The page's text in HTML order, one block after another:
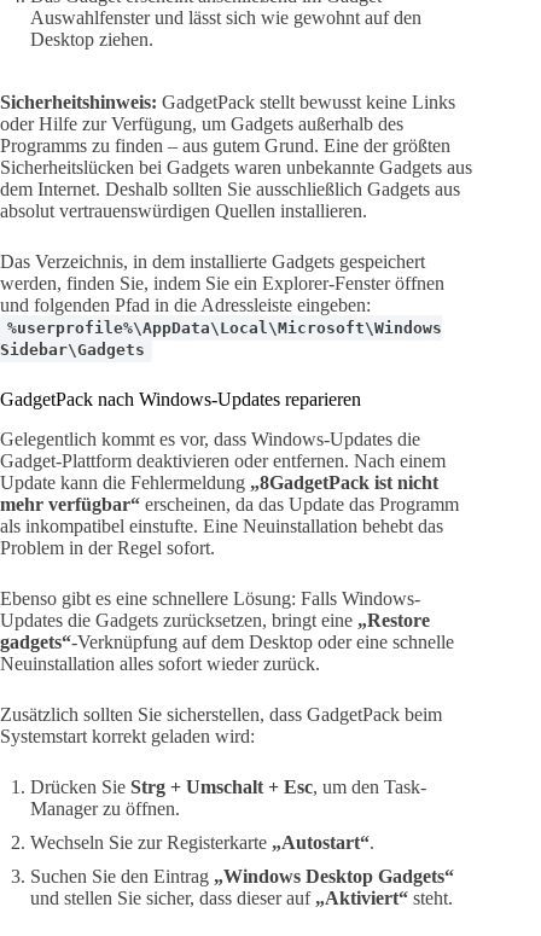
Auswahlfenster und lässt sich wie gewohnt auf den
Desktop ziehen.
Sicherheitshinweis: GadgetPack stellt bewusst keine Links
oder Hilfe zur Verfügung, um Gadgets außerhalb des
Programms zu finden – aus gutem Grund. Eine der größten
Sicherheitslücken bei Gadgets waren unbekannte Gadgets aus
dem Internet. Deshalb sollten Sie ausschließlich Gadgets aus
absolut vertrauenswürdigen Quellen installieren.
Das Verzeichnis, in dem installierte Gadgets gespeichert
werden, finden Sie, indem Sie ein Explorer-Fenster öffnen
und folgenden Pfad in die Adressleiste eingeben:
%userprofile%\AppData\Local\Microsoft\Windows
Sidebar\Gadgets
GadgetPack nach Windows-Updates reparieren
Gelegentlich kommt es vor, dass Windows-Updates die
Gadget-Plattform deaktivieren oder entfernen. Nach einem
Update kann die Fehlermeldung „8GadgetPack ist nicht
mehr verfügbar“ erscheinen, da das Update das Programm
als inkompatibel einstufte. Eine Neuinstallation behebt das
Problem in der Regel sofort.
Ebenso gibt es eine schnellere Lösung: Falls Windows-
Updates die Gadgets zurücksetzen, bringt eine „Restore
gadgets“-Verknüpfung auf dem Desktop oder eine schnelle
Neuinstallation alles sofort wieder zurück.
Zusätzlich sollten Sie sicherstellen, dass GadgetPack beim
Systemstart korrekt geladen wird:
Drücken Sie Strg + Umschalt + Esc, um den Task-
Manager zu öffnen.
Wechseln Sie zur Registerkarte „Autostart“.
Suchen Sie den Eintrag „Windows Desktop Gadgets“
und stellen Sie sicher, dass dieser auf „Aktiviert“ steht.